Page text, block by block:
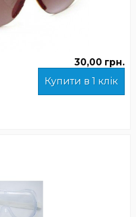
30,00 грн.
Купити в 1 клік